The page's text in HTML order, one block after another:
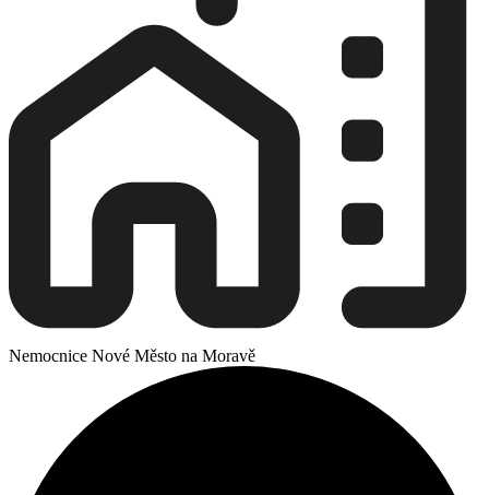
Nemocnice Nové Město na Moravě